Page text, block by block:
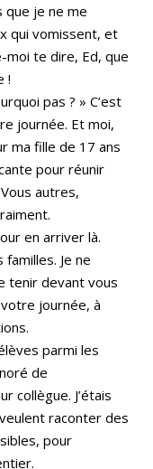
que je ne me
qui vomissent, et
moi te dire, Ed, que
!
pas ? » C’est
journée. Et moi,
ma fille de 17 ans
pour réunir
autres,
en arriver là.
Je ne
tenir devant vous
journée, à
parmi les
de
collègue. J’étais
raconter des
pour